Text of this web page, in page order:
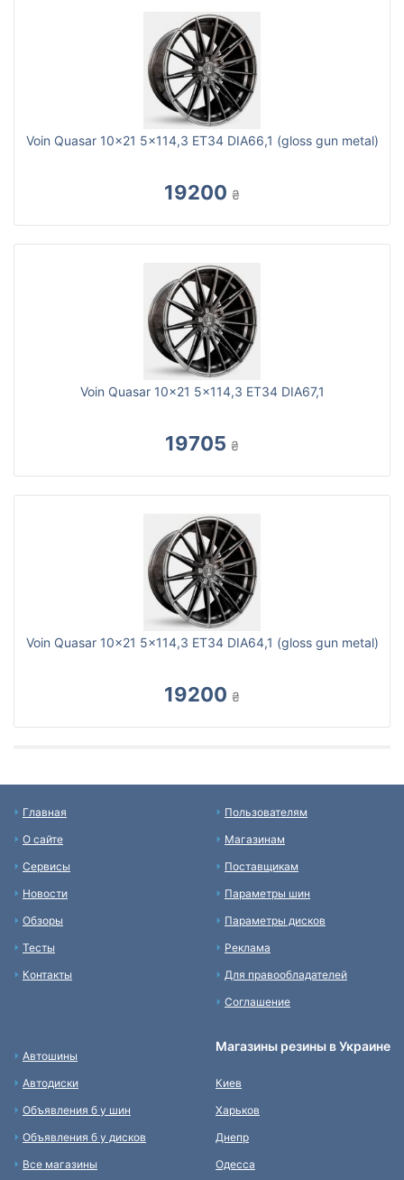
Voin Quasar 10x21 5x114,3 ET34 DIA66,1 (gloss gun metal)
19200 ₴
Voin Quasar 10x21 5x114,3 ET34 DIA67,1
19705 ₴
Voin Quasar 10x21 5x114,3 ET34 DIA64,1 (gloss gun metal)
19200 ₴
Главная
О сайте
Сервисы
Новости
Обзоры
Тесты
Контакты
Пользователям
Магазинам
Поставщикам
Параметры шин
Параметры дисков
Реклама
Для правообладателей
Соглашение
Автошины
Автодиски
Объявления б у шин
Объявления б у дисков
Все магазины
Магазины резины в Украине
Киев
Харьков
Днепр
Одесса